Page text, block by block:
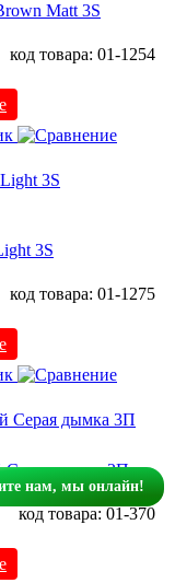
Matt 3S
код товара: 01-1254
3S
код товара: 01-1275
Серая дымка 3П
код товара: 01-370
нам, мы онлайн!